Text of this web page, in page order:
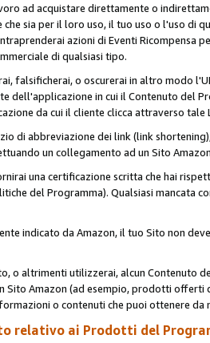
ad acquistare direttamente o
che sia per il loro uso, il tuo uso o l'uso di
azioni di Eventi
di qualsiasi tipo.
falsificherai, o oscurerai in altro modo
dell'applicazione in cui il Contenuto del
da cui il cliente clicca attraverso tale
di abbreviazione dei link (link
un collegamento ad un Sito
una certificazione scritta che hai
del Programma). Qualsiasi mancata
indicato da Amazon, il tuo Sito non
o altrimenti utilizzerai, alcun Contenuto
Sito Amazon (ad esempio, prodotti
o contenuti che puoi ottenere da
relativo ai Prodotti del